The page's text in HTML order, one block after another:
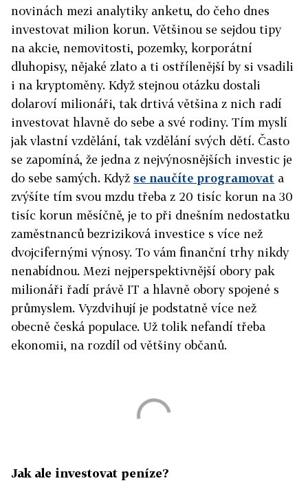
novinách mezi analytiky anketu, do čeho dnes
investovat milion korun. Většinou se sejdou tipy
na akcie, nemovitosti, pozemky, korporátní
dluhopisy, nějaké zlato a ti ostřílenější by si vsadili
i na kryptoměny. Když stejnou otázku dostali
dolaroví milionáři, tak drtivá většina z nich radí
investovat hlavně do sebe a své rodiny. Tím myslí
jak vlastní vzdělání, tak vzdělání svých dětí. Často
se zapomíná, že jedna z nejvýnosnějších investic je
do sebe samých. Když se naučíte programovat a
zvýšíte tím svou mzdu třeba z 20 tisíc korun na 30
tisíc korun měsíčně, je to při dnešním nedostatku
zaměstnanců bezriziková investice s více než
dvojcifernými výnosy. To vám finanční trhy nikdy
nenabídnou. Mezi nejperspektivnější obory pak
milionáři řadí právě IT a hlavně obory spojené s
průmyslem. Vyzdvihují je podstatně více než
obecně česká populace. Už tolik nefandí třeba
ekonomii, na rozdíl od většiny občanů.
Jak ale investovat peníze?